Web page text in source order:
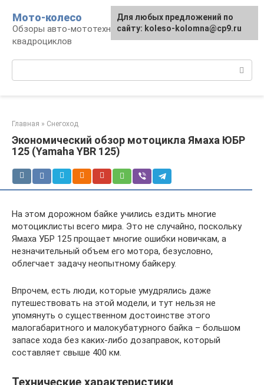
контенту
Мото-колесо
Обзоры авто-мототехники, снегоходов,
квадроциклов
Главная » Снегоход
Экономический обзор мотоцикла Ямаха ЮБР
125 (Yamaha YBR 125)
На этом дорожном байке учились ездить многие
мотоциклисты всего мира. Это не случайно, поскольку
Ямаха УБР 125 прощает многие ошибки новичкам, а
незначительный объем его мотора, безусловно,
облегчает задачу неопытному байкеру.
Впрочем, есть люди, которые умудрялись даже
путешествовать на этой модели, и тут нельзя не
упомянуть о существенном достоинстве этого
малогабаритного и малокубатурного байка – большом
запасе хода без каких-либо дозаправок, который
составляет свыше 400 км.
Для любых предложений по
сайту: koleso-kolomna@cp9.ru